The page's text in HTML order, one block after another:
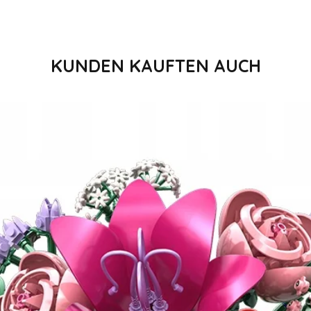
KUNDEN KAUFTEN AUCH